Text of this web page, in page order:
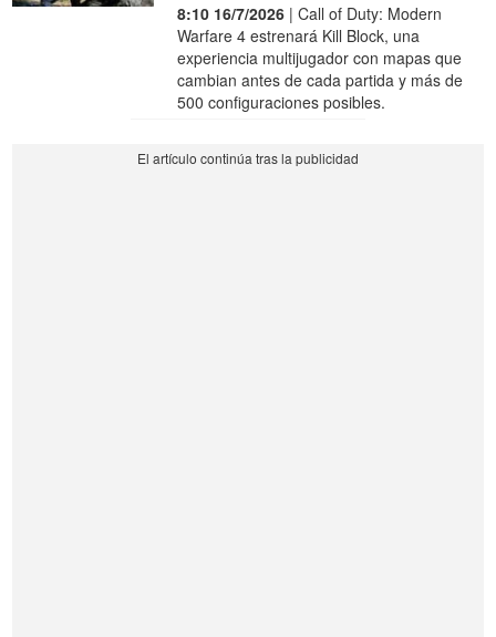
8:10 16/7/2026 | Call of Duty: Modern
Warfare 4 estrenará Kill Block, una
experiencia multijugador con mapas que
cambian antes de cada partida y más de
500 configuraciones posibles.